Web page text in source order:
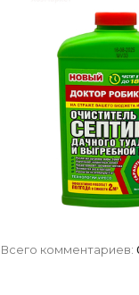
Всего комментариев: